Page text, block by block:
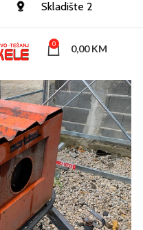
Skladište 2
0 0,00KM